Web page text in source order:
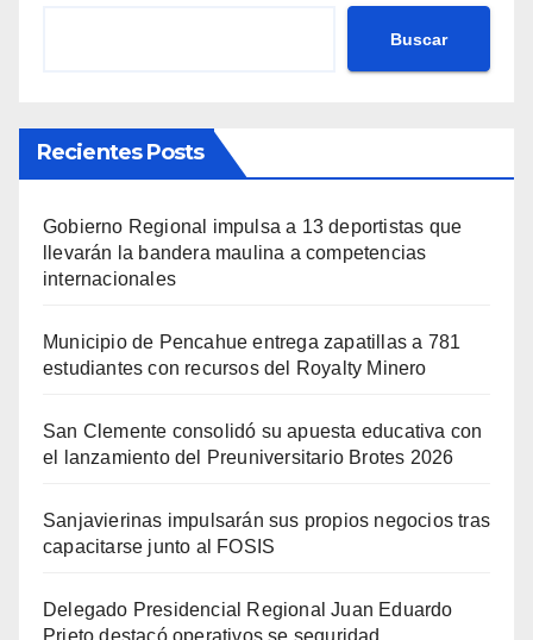
Buscar
Recientes Posts
Gobierno Regional impulsa a 13 deportistas que
llevarán la bandera maulina a competencias
internacionales
Municipio de Pencahue entrega zapatillas a 781
estudiantes con recursos del Royalty Minero
San Clemente consolidó su apuesta educativa con
el lanzamiento del Preuniversitario Brotes 2026
Sanjavierinas impulsarán sus propios negocios tras
capacitarse junto al FOSIS
Delegado Presidencial Regional Juan Eduardo